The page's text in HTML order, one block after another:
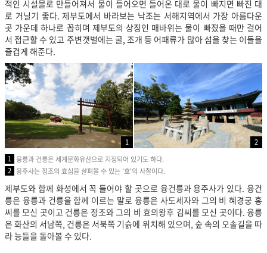
적인 시설물로 만들어져서 물이 들어오면 들어온 대로 물이 빠지면 빠진 대
로 거닐기 좋다. 제부도에서 바라보는 낙조는 서해지역에서 가장 아름다운
곳 가운데 하나로 꼽히며 제부도의 상징인 매바위는 물이 빠졌을 때만 걸어
서 접근할 수 있고 주변갯벌에는 굴, 조개 등 어패류가 많아 섬을 찾는 이들을
즐겁게 해준다.
1
2
1 융릉과 건릉은 세계문화유산으로 지정되어 있기도 하다.
2 용주사는 정조의 효심을 살펴볼 수 있는 '효'의 사찰이다.
제부도와 함께 화성에서 꼭 들어야 할 곳으로 융건릉과 용주사가 있다. 융건
릉은 융릉과 건릉을 함께 이르는 말로 융릉은 사도세자와 그의 비 혜경궁 홍
씨를 모신 곳이고 건릉은 정조와 그의 비 효의왕후 김씨를 모신 곳이다. 융릉
은 화산의 서남쪽, 건릉은 서북쪽 기슭에 위치해 있으며, 숲 속의 오솔길을 따
라 능들을 돌아볼 수 있다.